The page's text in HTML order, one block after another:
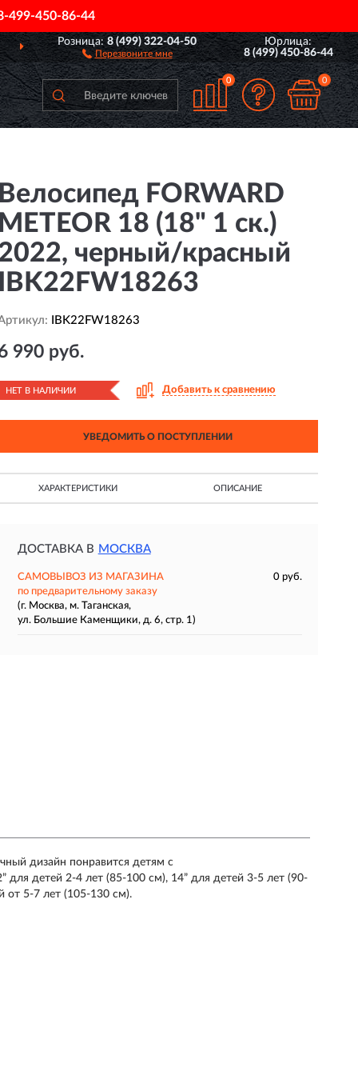
499-450-86-44
ДОСТАВИМПО ВСЕЙ РОССИИ
Розница:8 (499) 322-04-50
Перезвоните мне
Юрлица:
8 (499) 450-86-44
0 0
FORWARD
18 (18" 1 ск.)
черный/красный
IBK22FW18263
990 руб.
НЕТ В НАЛИЧИИ Добавить к сравнению
УВЕДОМИТЬ О ПОСТУПЛЕНИИ
ХАРАКТЕРИСТИКИ ОПИСАНИЕ
ДОСТАВКА В МОСКВА
САМОВЫВОЗ ИЗ МАГАЗИНА
0 руб.
по предварительному заказу
(г. Москва, м. Таганская,
ул. Большие Каменщики, д. 6, стр. 1)
дизайн понравится детям с
для детей 2-4 лет (85-100 см), 14” для детей 3-5 лет (90-
от 5-7 лет (105-130 см).